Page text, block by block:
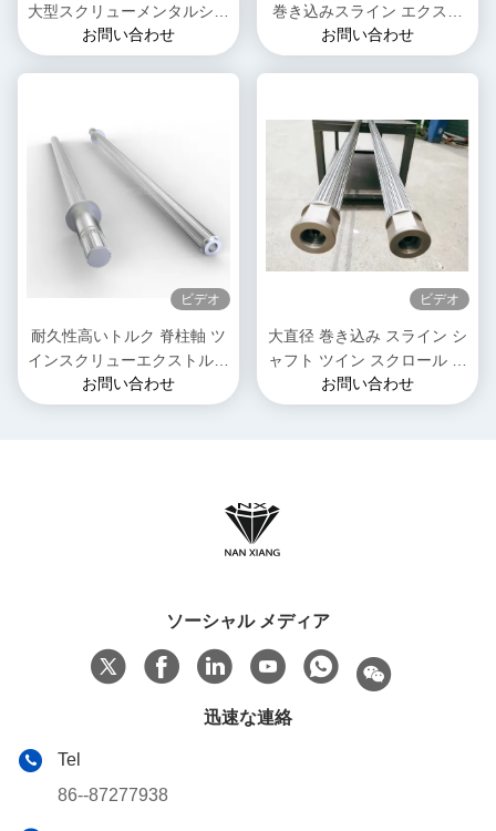
大型スクリューメンタルシャ
フト エクストルーダー部品
PEPP工場用のスクリューシ
お問い合わせ
巻き込みスライン エクスト
ルーダー 石油化学用 スクリ
ューシャフト モデル 125
お問い合わせ
ビデオ
耐久性高いトルク 脊柱軸 ツ
インスクリューエクストルー
ダー軸 巻き込みスライン 複
合
お問い合わせ
ビデオ
大直径 巻き込み スライン シ
ャフト ツイン スクロール エ
クストルーダー シャフト 石
油化学用
お問い合わせ
ソーシャル メディア
迅速な連絡
Tel
86--87277938